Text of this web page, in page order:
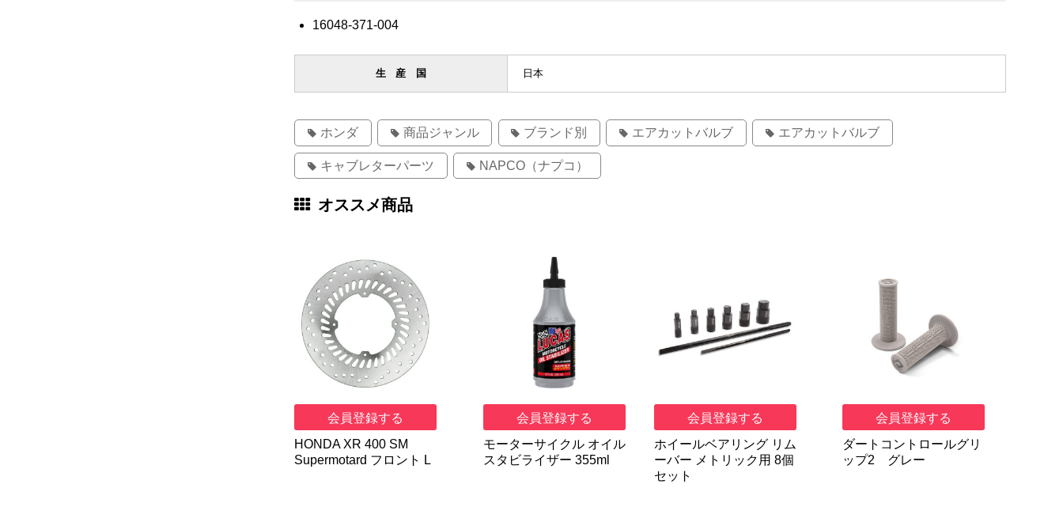
16048-371-004
生産国 日本
ホンダ 商品ジャンル ブランド別 エアカットバルブ エアカットバルブ
キャブレターパーツ NAPCO（ナプコ）
オススメ商品
会員登録する
HONDA XR 400 SM
Supermotard フロント L
会員登録する
モーターサイクル オイル
スタビライザー 355ml
会員登録する
ホイールベアリング リム
ーバー メトリック用 8個
セット
会員登録する
ダートコントロールグリ
ップ2 グレー